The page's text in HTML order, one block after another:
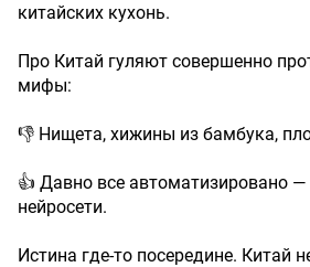
китайских кухонь.
Про Китай гуляют совершенно
мифы:
👎 Нищета, хижины из бамбука,
👍 Давно все автоматизировано
нейросети.
Истина где-то посередине. Китай